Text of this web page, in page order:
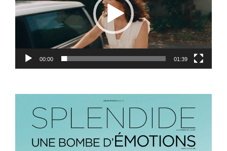
00:00 01:39